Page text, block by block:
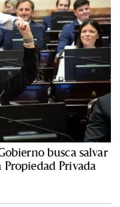
busca salvar
Privada